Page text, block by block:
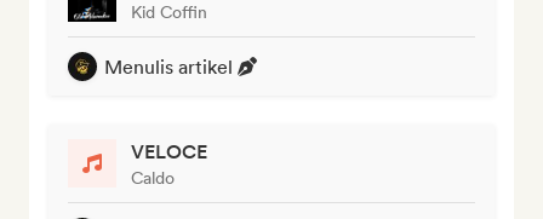
Kid Coffin
Menulis artikel
VELOCE
Caldo